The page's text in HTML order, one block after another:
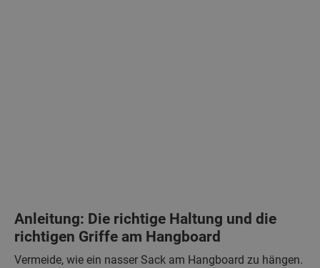
Anleitung: Die richtige Haltung und die
richtigen Griffe am Hangboard
Vermeide, wie ein nasser Sack am Hangboard zu hängen.